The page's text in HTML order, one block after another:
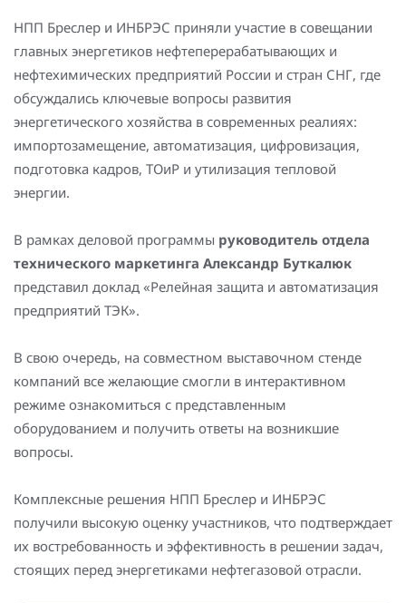
Инфраструктура и ЖКХ
Генерация электроэнергии
аварийных событиях
Технический и коммерческий учет
Повышение надежности электроснабжения
Многофункциональные устройства защиты и
управления
Шкафы РЗА 110-220 кВ
Устройства релейной защиты и автоматики
присоединений 6-35кВ
Оборудование компенсации емкостных токов
Определение поврежденного фидера
Промышленная автоматизация
Подготовка персонала АСУ ТП и РЗА
Контакты
НПП Бреслер и ИНБРЭС приняли участие в совещании
главных энергетиков нефтеперерабатывающих и
нефтехимических предприятий России и стран СНГ, где
обсуждались ключевые вопросы развития
энергетического хозяйства в современных реалиях:
импортозамещение, автоматизация, цифровизация,
подготовка кадров, ТОиР и утилизация тепловой
энергии.
В рамках деловой программы руководитель отдела
технического маркетинга Александр Буткалюк
представил доклад «Релейная защита и автоматизация
предприятий ТЭК».
В свою очередь, на совместном выставочном стенде
компаний все желающие смогли в интерактивном
режиме ознакомиться с представленным
оборудованием и получить ответы на возникшие
вопросы.
Комплексные решения НПП Бреслер и ИНБРЭС
получили высокую оценку участников, что подтверждает
их востребованность и эффективность в решении задач,
стоящих перед энергетиками нефтегазовой отрасли.